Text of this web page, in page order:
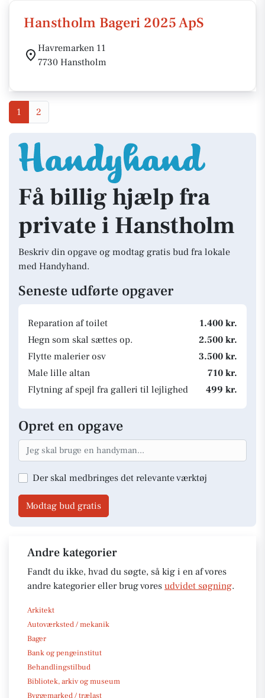
Hanstholm Bageri 2025 ApS
Havremarken 11
7730 Hanstholm
1 2
Få billig hjælp fra
private i Hanstholm
Beskriv din opgave og modtag gratis bud fra lokale
med Handyhand.
Seneste udførte opgaver
Reparation af toilet
1.400 kr.
Hegn som skal sættes op.
2.500 kr.
Flytte malerier osv
3.500 kr.
Male lille altan
710 kr.
Flytning af spejl fra galleri til lejlighed
499 kr.
Opret en opgave
Der skal medbringes det relevante værktøj
Modtag bud gratis
Andre kategorier
Fandt du ikke, hvad du søgte, så kig i en af vores
andre kategorier eller brug vores udvidet søgning.
Arkitekt
Autoværksted / mekanik
Bager
Bank og pengeinstitut
Behandlingstilbud
Bibliotek, arkiv og museum
Byggemarked / trælast